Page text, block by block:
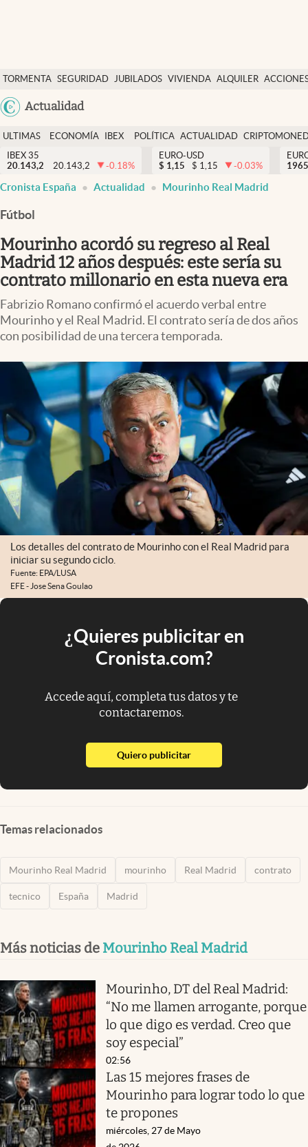
TORMENTA SEGURIDAD JUBILADOS VIVIENDA ALQUILER
Colombia
Actualidad
Economía y finanzas
Política
Actualidad
Criptomonedas
España
ULTIMAS
NOTICIAS
ECONOMÍA
FINANZAS
IBEX
EURO
POLÍTICA ACTUALIDAD
IBEX 35
20.143,2
20.143,2 -0.18%
EURO-USD
$ 1,15 $ 1,15 -0.03%
Cronista España Actualidad Mourinho Real Madrid
Fútbol
Mourinho acordó su regreso al Real
Madrid 12 años después: este sería su
contrato millonario en esta nueva era
Fabrizio Romano confirmó el acuerdo verbal entre
Mourinho y el Real Madrid. El contrato sería de dos años
con posibilidad de una tercera temporada.
Los detalles del contrato de Mourinho con el Real Madrid para
iniciar su segundo ciclo.
Fuente: EPA/LUSA
EFE - Jose Sena Goulao
¿Quieres publicitar en
Cronista.com?
Accede aquí, completa tus datos y te
contactaremos.
Quiero publicitarabre en nueva pestaña
Temas relacionados
Mourinho Real Madrid mourinho Real Madrid contrato
tecnico España Madrid
Más noticias de Mourinho Real Madrid
Mourinho, DT del Real Madrid:
“No me llamen arrogante, porque
lo que digo es verdad. Creo que
soy especial”
02:56
Las 15 mejores frases de
Mourinho para lograr todo lo que
te propones
miércoles, 27 de Mayo